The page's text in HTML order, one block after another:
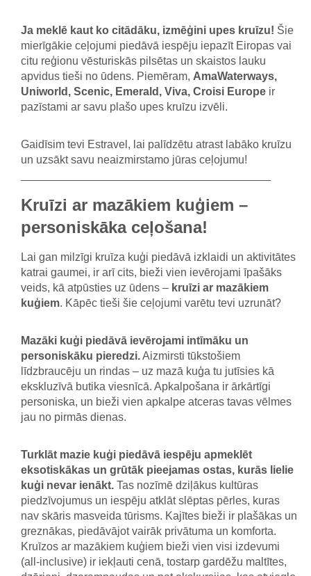
Ja meklē kaut ko citādāku, izmēģini upes kruīzu! Šie
mierīgākie ceļojumi piedāvā iespēju iepazīt Eiropas vai
citu reģionu vēsturiskās pilsētas un skaistos lauku
apvidus tieši no ūdens. Piemēram, AmaWaterways,
Uniworld, Scenic, Emerald, Viva, Croisi Europe ir
pazīstami ar savu plašo upes kruīzu izvēli.
Gaidīsim tevi Estravel, lai palīdzētu atrast labāko kruīzu
un uzsākt savu neaizmirstamo jūras ceļojumu!
Kruīzi ar mazākiem kuģiem –
personiskāka ceļošana!
Lai gan milzīgi kruīza kuģi piedāvā izklaidi un aktivitātes
katrai gaumei, ir arī cits, bieži vien ievērojami īpašāks
veids, kā atpūsties uz ūdens – kruīzi ar mazākiem
kuģiem. Kāpēc tieši šie ceļojumi varētu tevi uzrunāt?
Mazāki kuģi piedāvā ievērojami intīmāku un
personiskāku pieredzi.Aizmirsti tūkstošiem
līdzbraucēju un rindas – uz mazā kuģa tu jutīsies kā
ekskluzīvā butika viesnīcā. Apkalpošana ir ārkārtīgi
personiska, un bieži vien apkalpe atceras tavas vēlmes
jau no pirmās dienas.
Turklāt mazie kuģi piedāvā iespēju apmeklēt
eksotiskākas un grūtāk pieejamas ostas, kurās lielie
kuģi nevar ienākt. Tas nozīmē dziļākus kultūras
piedzīvojumus un iespēju atklāt slēptas pērles, kuras
nav skāris masveida tūrisms. Kajītes bieži ir plašākas un
greznākas, piedāvājot vairāk privātuma un komforta.
Kruīzos ar mazākiem kuģiem bieži vien visi izdevumi
(all-inclusive) ir iekļauti cenā, tostarp gardēžu maltītes,